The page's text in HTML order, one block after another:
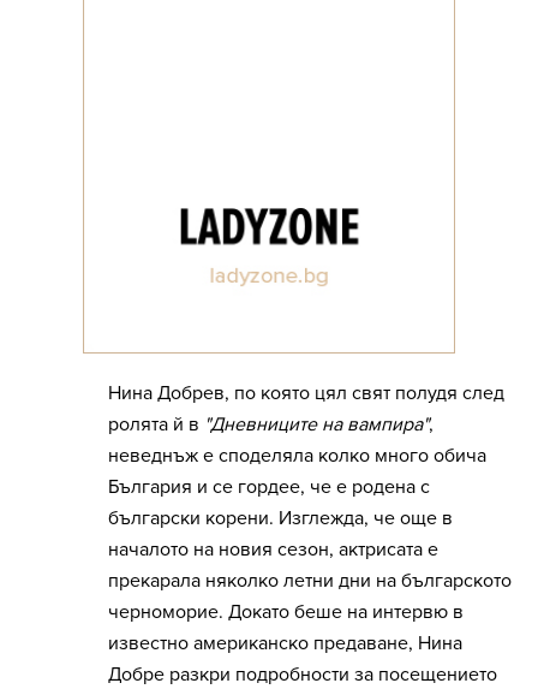
Нина Добрев, по която цял свят полудя след
ролята й в "Дневниците на вампира",
неведнъж е споделяла колко много обича
България и се гордее, че е родена с
български корени. Изглежда, че още в
началото на новия сезон, актрисата е
прекарала няколко летни дни на българското
черноморие. Докато беше на интервю в
известно американско предаване, Нина
Добре разкри подробности за посещението